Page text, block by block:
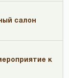
салон
к